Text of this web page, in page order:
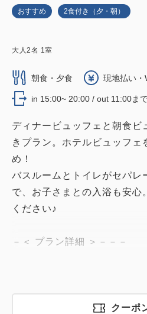
おすすめ 2食付き（夕・朝）
大人2名 1室
朝食・夕食 現地払い・
in 15:00~ 20:00 / out 11:00ま
ディナービュッフェと朝食ビ
きプラン。ホテルビュッフェ
め！
バスルームとトイレがセパレ
で、お子さまとの入浴も安心
ください♪
－＜ プラン詳細 ＞－－－
クーポ